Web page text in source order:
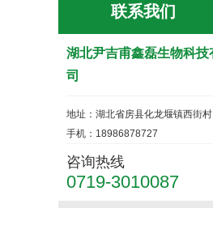
联系我们
湖北尹吉甫鑫磊生物科技
司
地址：湖北省房县化龙堰镇西街村
手机：18986878727
咨询热线
0719-3010087